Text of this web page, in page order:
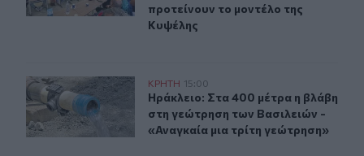
προτείνουν το μοντέλο της
Κυψέλης
Ηράκλειο: Στα 400 μέτρα η βλάβη στη γεώτρηση των
ΚΡΗΤΗ 15:00
Ηράκλειο: Στα 400 μέτρα η βλάβη
Ηράκλειο: Στα 400 μέτρα η βλάβη
στη γεώτρηση των Βασιλειών -
«Αναγκαία μια τρίτη γεώτρηση»